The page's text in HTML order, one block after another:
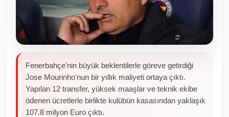
Resmi Reklamlar
Fenerbahçe'nin büyük beklentilerle göreve getirdiği
Jose Mourinho'nun bir yıllık maliyeti ortaya çıktı.
Yapılan 12 transfer, yüksek maaşlar ve teknik ekibe
ödenen ücretlerle birlikte kulübün kasasından yaklaşık
107.8 milyon Euro çıktı.